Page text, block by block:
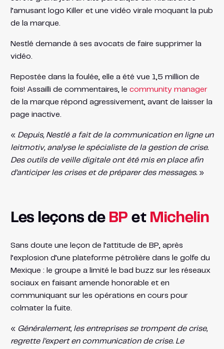
l’amusant logo Killer et une vidéo virale moquant la pub
de la marque.
Nestlé demande à ses avocats de faire supprimer la
vidéo.
Repostée dans la foulée, elle a été vue 1,5 million de
fois! Assailli de commentaires, le community manager
de la marque répond agressivement, avant de laisser la
page inactive.
« Depuis, Nestlé a fait de la communication en ligne un
leitmotiv, analyse le spécialiste de la gestion de crise.
Des outils de veille digitale ont été mis en place afin
d’anticiper les crises et de préparer des messages.»
Les leçons de BP et Michelin
Sans doute une leçon de l’attitude de BP, après
l’explosion d’une plateforme pétrolière dans le golfe du
Mexique : le groupe a limité le bad buzz sur les réseaux
sociaux en faisant amende honorable et en
communiquant sur les opérations en cours pour
colmater la fuite.
« Généralement, les entreprises se trompent de crise,
regrette l’expert en communication de crise. Le